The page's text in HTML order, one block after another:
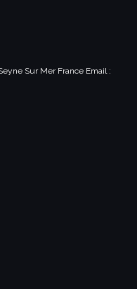
Sur MerFrance Email :